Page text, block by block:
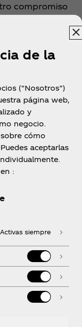
compromiso
de los
mayores”,
de la
(“Nosotros”)
página web,
y
negocio.
cómo
aceptarlas
:
Activas siempre